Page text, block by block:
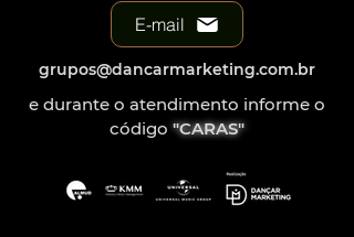
E-mail
grupos@dancarmarketing.com.br
e durante o atendimento informe o
código "CARAS"